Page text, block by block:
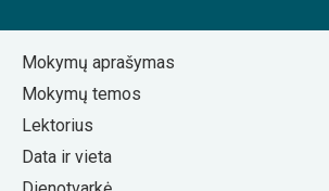
Mokymų aprašymas
Mokymų temos
Lektorius
Data ir vieta